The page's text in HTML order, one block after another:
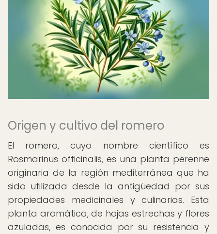
Origen y cultivo del romero
El romero, cuyo nombre científico es
Rosmarinus officinalis, es una planta perenne
originaria de la región mediterránea que ha
sido utilizada desde la antigüedad por sus
propiedades medicinales y culinarias. Esta
planta aromática, de hojas estrechas y flores
azuladas, es conocida por su resistencia y